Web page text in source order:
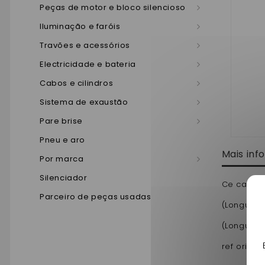
Peças de motor e bloco silencioso
Iluminação e faróis
Travões e acessórios
Electricidade e bateria
Cabos e cilindros
Sistema de exaustão
Pare brise
Pneu e aro
Por marca
Silenciador
Parceiro de peças usadas
Mais
Ce cable
(
(Longueur
ref origine